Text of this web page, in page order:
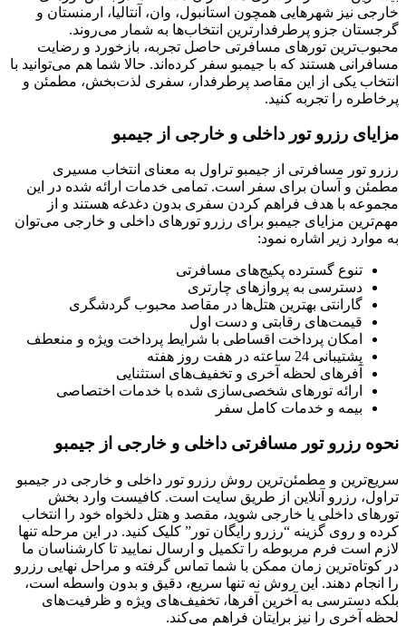
خارجی نیز شهرهایی همچون استانبول، وان، آنتالیا، ارمنستان و
گرجستان جزو پرطرفدارترین انتخاب‌ها به شمار می‌روند.
محبوب‌ترین تورهای مسافرتی حاصل تجربه، بازخورد و رضایت
مسافرانی هستند که با جیمبو سفر کرده‌اند. حالا شما هم می‌توانید با
انتخاب یکی از این مقاصد پرطرفدار، سفری لذت‌بخش، مطمئن و
پرخاطره را تجربه کنید.
مزایای رزرو تور داخلی و خارجی از جیمبو
رزرو تور مسافرتی از جیمبو تراول به معنای انتخاب مسیری
مطمئن و آسان برای سفر است. تمامی خدمات ارائه شده در این
مجموعه با هدف فراهم کردن سفری بدون دغدغه هستند و از
مهم‌ترین مزایای جیمبو برای رزرو تورهای داخلی و خارجی می‌توان
به موارد زیر اشاره نمود:
تنوع گسترده پکیج‌های مسافرتی
دسترسی به پروازهای چارتری
گارانتی بهترین هتل‌ها در مقاصد محبوب گردشگری
قیمت‌های رقابتی و دست اول
امکان پرداخت اقساطی با شرایط پرداخت ویژه و منعطف
پشتیبانی 24 ساعته در هفت روز هفته
آفرهای لحظه آخری و تخفیف‌های استثنایی
ارائه تورهای شخصی‌سازی شده با خدمات اختصاصی
بیمه و خدمات کامل سفر
نحوه رزرو تور مسافرتی داخلی و خارجی از جیمبو
سریع‌ترین و مطمئن‌ترین روش رزرو تور داخلی و خارجی در جیمبو
تراول، رزرو آنلاین از طریق سایت است. کافیست وارد بخش
تورهای داخلی یا خارجی شوید، مقصد و هتل دلخواه خود را انتخاب
کرده و روی گزینه “رزرو رایگان تور” کلیک کنید. در این مرحله تنها
لازم است فرم مربوطه را تکمیل و ارسال نمایید تا کارشناسان ما
در کوتاه‌ترین زمان ممکن با شما تماس گرفته و مراحل نهایی رزرو
را انجام دهند. این روش نه تنها سریع، دقیق و بدون واسطه است،
بلکه دسترسی به آخرین آفرها، تخفیف‌های ویژه و ظرفیت‌های
لحظه آخری را نیز برایتان فراهم می‌کند.